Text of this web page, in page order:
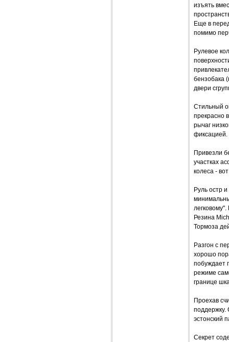
изъять
Еще в
помимо
Рулевое
бензобака
двери
Стильный
прекрасно
рычаг
фиксацией.
Привезли
участках
колеса -
Руль остр
Резина
Тормоза
Разгон с
хорошо
побуждает
режиме
границе
Проехав
поддержку.
эстонский
Секрет